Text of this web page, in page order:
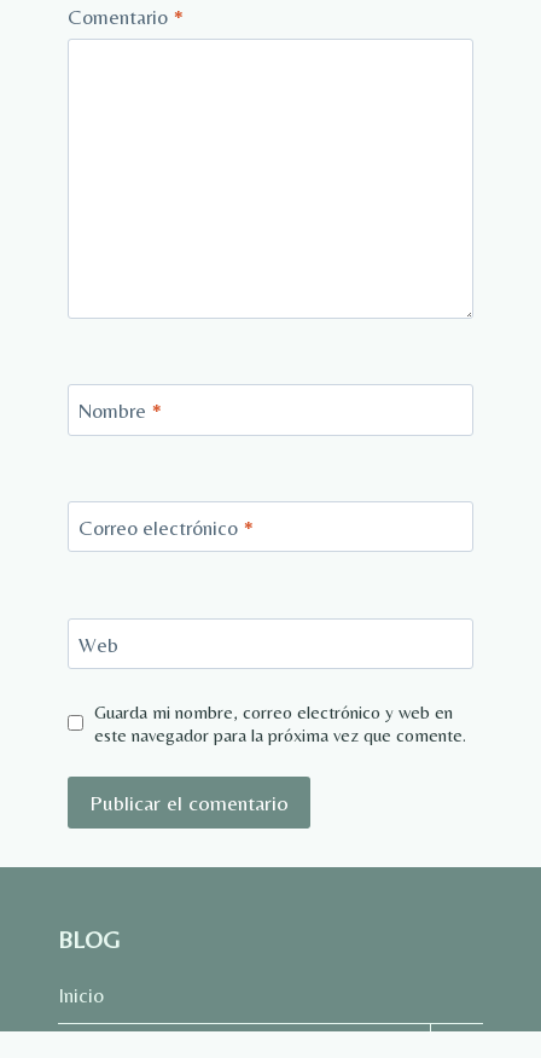
Comentario *
Nombre *
Correo electrónico *
Web
Guarda mi nombre, correo electrónico y web en
este navegador para la próxima vez que comente.
BLOG
Inicio